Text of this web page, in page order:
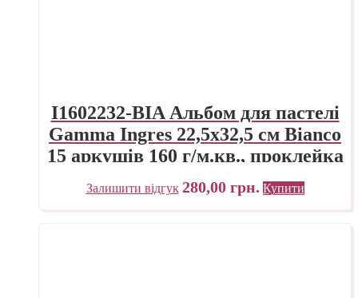
I1602232-BIA Альбом для пастелі
Gamma Ingres 22,5х32,5 см Bianco
15 аркушів 160 г/м.кв., проклейка
Залишити відгук 280,00 грн. Купити